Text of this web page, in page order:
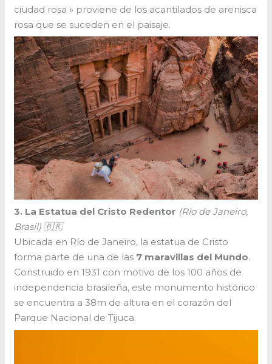
ciudad rosa » proviene de los acantilados de arenisca
rosa que se suceden en el paisaje.
3. La Estatua del Cristo Redentor (Rio de Janeiro,
Brasil) 🇧🇷
Ubicada en Río de Janeiro, la estatua de Cristo
forma parte de una de las 7 maravillas del Mundo.
Construido en 1931 con motivo de los 100 años de
independencia brasileña, este monumento histórico
se encuentra a 38m de altura en el corazón del
Parque Nacional de Tijuca.